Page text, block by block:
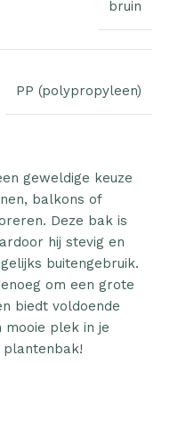
bruin
PP (polypropyleen)
geweldige keuze
balkons of
Deze bak is
hij stevig en
buitengebruik.
om een grote
biedt voldoende
plek in je
plantenbak!